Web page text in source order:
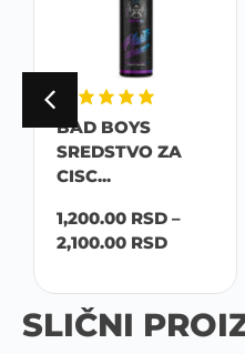
BAD BOYS
SREDSTVO ZA
CISC...
1,200.00 RSD –
2,100.00 RSD
SLIČNI